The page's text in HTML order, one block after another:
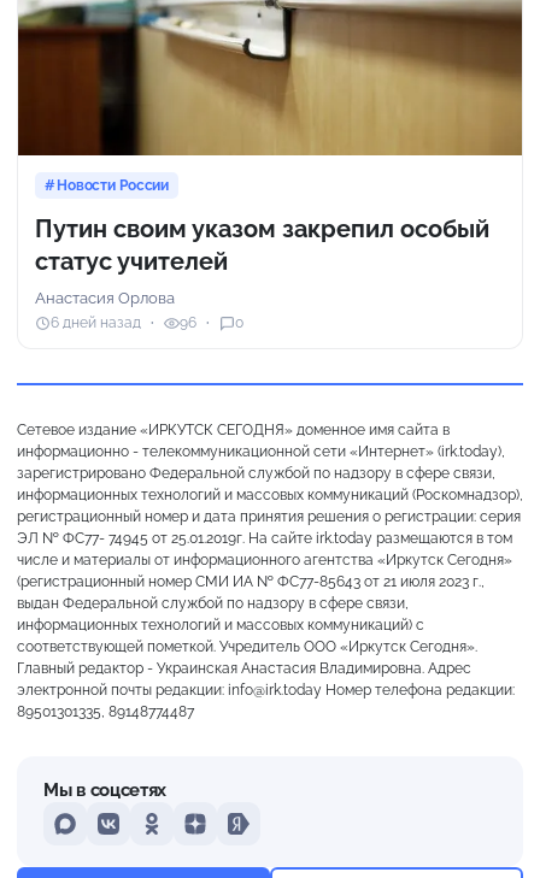
Новости России
Путин своим указом закрепил особый
статус учителей
Анастасия Орлова
6 дней назад 96 0
Сетевое издание «ИРКУТСК СЕГОДНЯ» доменное имя сайта в
информационно - телекоммуникационной сети «Интернет» (irk.today),
зарегистрировано Федеральной службой по надзору в сфере связи,
информационных технологий и массовых коммуникаций (Роскомнадзор),
регистрационный номер и дата принятия решения о регистрации: серия
ЭЛ № ФС77- 74945 от 25.01.2019г. На сайте irk.today размещаются в том
числе и материалы от информационного агентства «Иркутск Сегодня»
(регистрационный номер СМИ ИА № ФС77-85643 от 21 июля 2023 г.,
выдан Федеральной службой по надзору в сфере связи,
информационных технологий и массовых коммуникаций) с
соответствующей пометкой. Учредитель ООО «Иркутск Сегодня».
Главный редактор - Украинская Анастасия Владимировна. Адрес
электронной почты редакции: info@irk.today Номер телефона редакции:
89501301335, 89148774487
Мы в соцсетях
MAXVKontakteOdnoklassniki
DzenYandex